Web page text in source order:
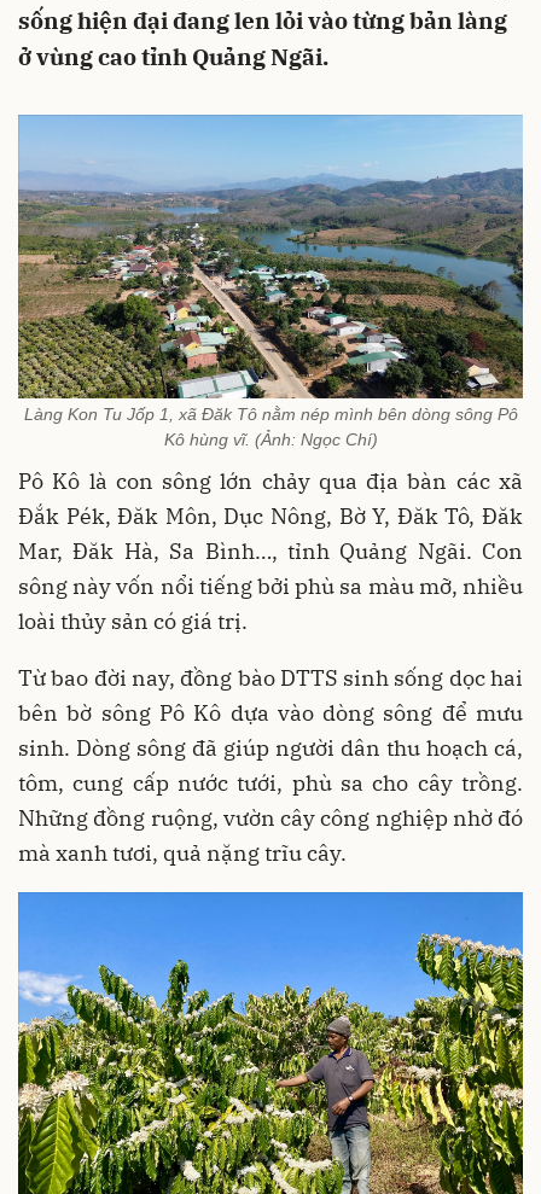
sống hiện đại đang len lỏi vào từng bản làng
ở vùng cao tỉnh Quảng Ngãi.
Làng Kon Tu Jốp 1, xã Đăk Tô nằm nép mình bên dòng sông Pô
Kô hùng vĩ. (Ảnh: Ngọc Chí)
Pô Kô là con sông lớn chảy qua địa bàn các xã
Đắk Pék, Đăk Môn, Dục Nông, Bờ Y, Đăk Tô, Đăk
Mar, Đăk Hà, Sa Bình…, tỉnh Quảng Ngãi. Con
sông này vốn nổi tiếng bởi phù sa màu mỡ, nhiều
loài thủy sản có giá trị.
Từ bao đời nay, đồng bào DTTS sinh sống dọc hai
bên bờ sông Pô Kô dựa vào dòng sông để mưu
sinh. Dòng sông đã giúp người dân thu hoạch cá,
tôm, cung cấp nước tưới, phù sa cho cây trồng.
Những đồng ruộng, vườn cây công nghiệp nhờ đó
mà xanh tươi, quả nặng trĩu cây.